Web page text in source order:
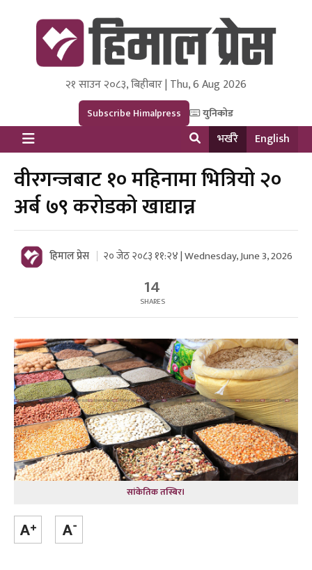
Himal Press
Dot NewsyNepal Media and Research Pvt Ltd.
२१ साउन २०८३, बिहीबार | Thu, 6 Aug 2026
Subscribe Himalpress युनिकोड
भर्खरै English
वीरगन्जबाट १० महिनामा भित्रियो २०
अर्ब ७९ करोडको खाद्यान्न
हिमाल प्रेस २० जेठ २०८३ ११:२४ | Wednesday, June 3, 2026
14
SHARES
सांकेतिक तस्बिर।